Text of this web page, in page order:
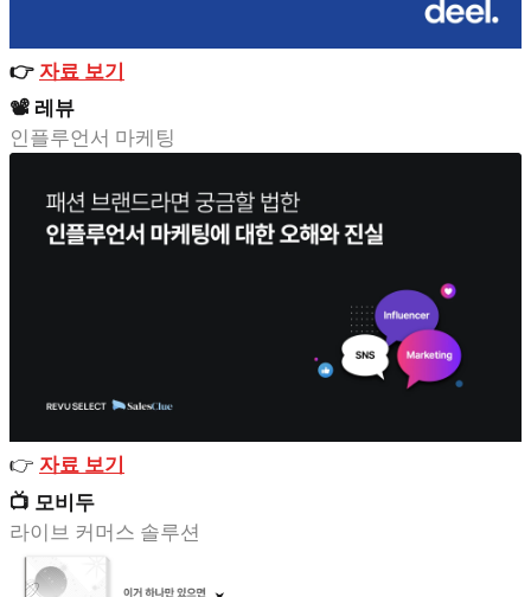
👉 자료 보기
📽️ 레뷰
인플루언서 마케팅
👉 자료 보기
📺 모비두
라이브 커머스 솔루션